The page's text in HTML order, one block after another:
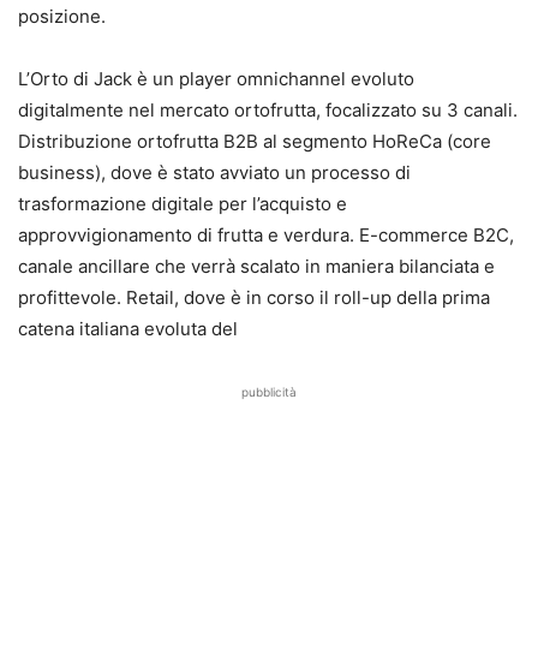
posizione.
L’Orto di Jack è un player omnichannel evoluto
digitalmente nel mercato ortofrutta, focalizzato su 3 canali.
Distribuzione ortofrutta B2B al segmento HoReCa (core
business), dove è stato avviato un processo di
trasformazione digitale per l’acquisto e
approvvigionamento di frutta e verdura. E-commerce B2C,
canale ancillare che verrà scalato in maniera bilanciata e
profittevole. Retail, dove è in corso il roll-up della prima
catena italiana evoluta del
pubblicità